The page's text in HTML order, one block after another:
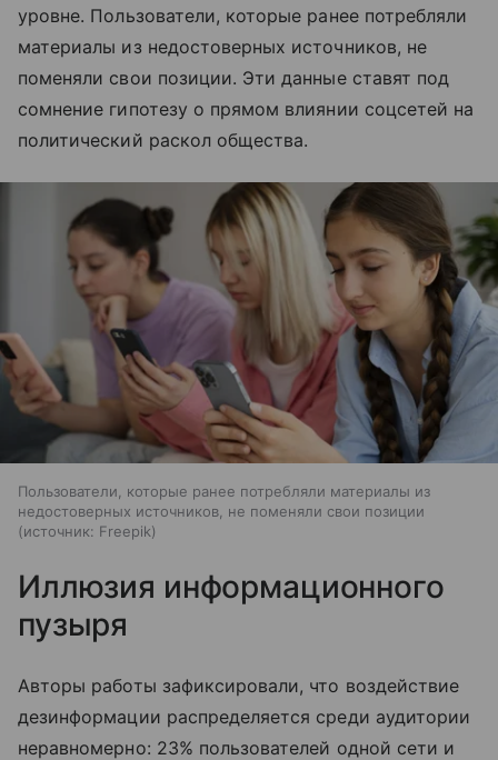
уровне. Пользователи, которые ранее потребляли
материалы из недостоверных источников, не
поменяли свои позиции. Эти данные ставят под
сомнение гипотезу о прямом влиянии соцсетей на
политический раскол общества.
Пользователи, которые ранее потребляли материалы из
недостоверных источников, не поменяли свои позиции
источник: Freepik
Иллюзия информационного
пузыря
Авторы работы зафиксировали, что воздействие
дезинформации распределяется среди аудитории
неравномерно: 23% пользователей одной сети и